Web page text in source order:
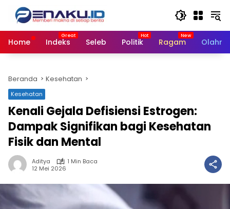
Langsung
konten
Home
Indeks Seleb Politik Ragam
Beranda Kesehatan
Kesehatan
Kenali Gejala Defisiensi Estrogen:
Dampak Signifikan bagi Kesehatan
Fisik dan Mental
Aditya
1 Min Baca
12 Mei 2026